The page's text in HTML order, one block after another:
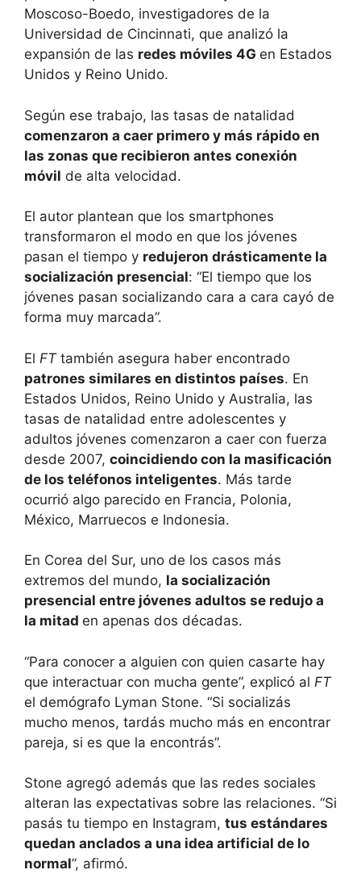
Moscoso-Boedo, investigadores de la
Universidad de Cincinnati, que analizó la
expansión de las redes móviles 4G en Estados
Unidos y Reino Unido.
Según ese trabajo, las tasas de natalidad
comenzaron a caer primero y más rápido en
las zonas que recibieron antes conexión
móvil de alta velocidad.
El autor plantean que los smartphones
transformaron el modo en que los jóvenes
pasan el tiempo y redujeron drásticamente la
socialización presencial: “El tiempo que los
jóvenes pasan socializando cara a cara cayó de
forma muy marcada”.
El FT también asegura haber encontrado
patrones similares en distintos países. En
Estados Unidos, Reino Unido y Australia, las
tasas de natalidad entre adolescentes y
adultos jóvenes comenzaron a caer con fuerza
desde 2007, coincidiendo con la masificación
de los teléfonos inteligentes. Más tarde
ocurrió algo parecido en Francia, Polonia,
México, Marruecos e Indonesia.
En Corea del Sur, uno de los casos más
extremos del mundo, la socialización
presencial entre jóvenes adultos se redujo a
la mitad en apenas dos décadas.
“Para conocer a alguien con quien casarte hay
que interactuar con mucha gente”, explicó al FT
el demógrafo Lyman Stone. “Si socializás
mucho menos, tardás mucho más en encontrar
pareja, si es que la encontrás”.
Stone agregó además que las redes sociales
alteran las expectativas sobre las relaciones. “Si
pasás tu tiempo en Instagram, tus estándares
quedan anclados a una idea artificial de lo
normal”, afirmó.